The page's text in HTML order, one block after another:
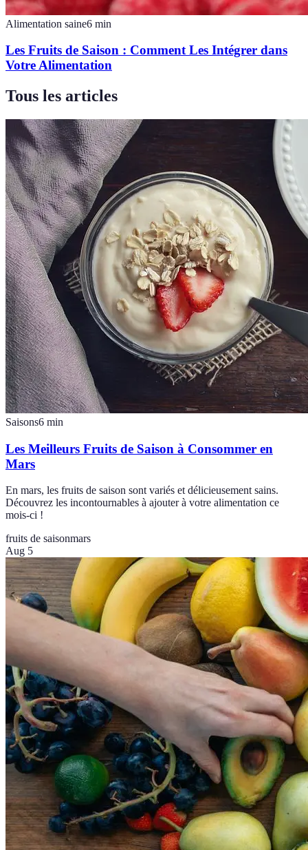
Alimentation saine6 min
Les Fruits de Saison : Comment Les Intégrer dans
Votre Alimentation
Tous les articles
Saisons6 min
Les Meilleurs Fruits de Saison à Consommer en
Mars
En mars, les fruits de saison sont variés et délicieusement sains.
Découvrez les incontournables à ajouter à votre alimentation ce
mois-ci !
fruits de saisonmars
Aug 5